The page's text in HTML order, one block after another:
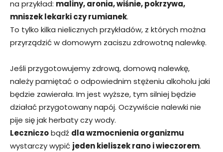
na przykład: maliny, aronia, wiśnie, pokrzywa,
mniszek lekarki czy rumianek.
To tylko kilka nielicznych przykładów, z których można
przyrządzić w domowym zaciszu zdrowotną nalewkę.
Jeśli przygotowujemy zdrową, domową nalewkę,
należy pamiętać o odpowiednim stężeniu alkoholu jaki
będzie zawierała. Im jest wyższe, tym silniej będzie
działać przygotowany napój. Oczywiście nalewki nie
pije się jak herbaty czy wody.
Leczniczobądź dla wzmocnienia organizmu
wystarczy wypić jeden kieliszek rano i wieczorem.